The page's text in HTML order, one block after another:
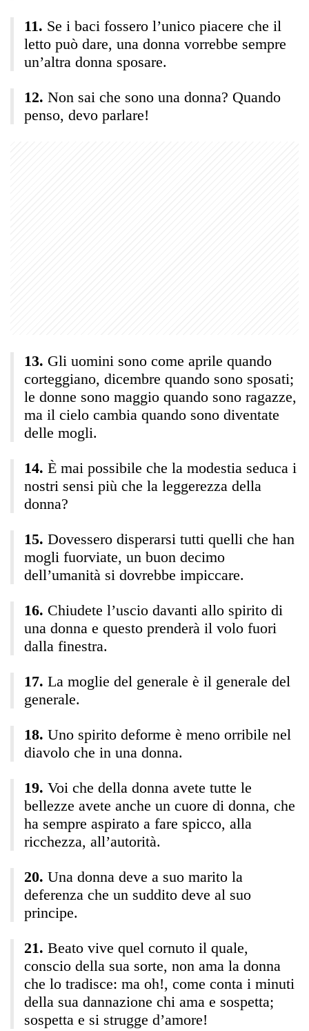
Se i baci fossero l’unico piacere che il
letto può dare, una donna vorrebbe sempre
un’altra donna sposare.
Non sai che sono una donna? Quando
penso, devo parlare!
Gli uomini sono come aprile quando
corteggiano, dicembre quando sono sposati;
le donne sono maggio quando sono ragazze,
ma il cielo cambia quando sono diventate
delle mogli.
È mai possibile che la modestia seduca i
nostri sensi più che la leggerezza della
donna?
Dovessero disperarsi tutti quelli che han
mogli fuorviate, un buon decimo
dell’umanità si dovrebbe impiccare.
Chiudete l’uscio davanti allo spirito di
una donna e questo prenderà il volo fuori
dalla finestra.
La moglie del generale è il generale del
generale.
Uno spirito deforme è meno orribile nel
diavolo che in una donna.
Voi che della donna avete tutte le
bellezze avete anche un cuore di donna, che
ha sempre aspirato a fare spicco, alla
ricchezza, all’autorità.
Una donna deve a suo marito la
deferenza che un suddito deve al suo
principe.
Beato vive quel cornuto il quale,
conscio della sua sorte, non ama la donna
che lo tradisce: ma oh!, come conta i minuti
della sua dannazione chi ama e sospetta;
sospetta e si strugge d’amore!